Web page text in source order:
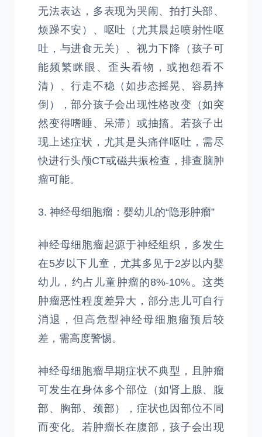
无法表达，多表现为哭闹、拍打头部、
烦躁不安）、呕吐（尤其晨起喷射性呕
吐，与进食无关）、视力下降（孩子可
能频繁眯眼、歪头看物，或抱怨看不
清）、行走不稳（如步态摇晃、容易摔
倒），部分孩子会出现性格改变（如突
然变得嗜睡、呆滞）或抽搐。若孩子出
现上述症状，尤其是头痛伴呕吐，需尽
快进行头颅CT或磁共振检查，排查脑肿
瘤可能。
3. 神经母细胞瘤：婴幼儿的“隐形肿瘤”
神经母细胞瘤起源于神经组织，多发生
在5岁以下儿童，尤其多见于2岁以内婴
幼儿，约占儿童肿瘤的8%-10%。这类
肿瘤恶性程度差异大，部分患儿可自行
消退，但高危型神经母细胞瘤预后较
差，需高度警惕。
神经母细胞瘤早期症状不典型，且肿瘤
可发生在身体多个部位（如肾上腺、腹
部、胸部、颈部），症状也因部位不同
而变化。若肿瘤长在腹部，孩子会出现